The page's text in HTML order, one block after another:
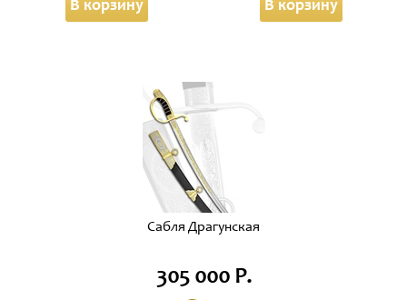
В корзину В корзину
Сабля Драгунская
305 000 Р.